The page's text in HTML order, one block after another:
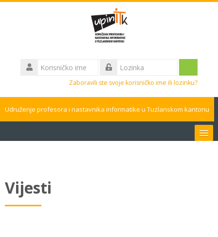
Korisničko
ime
Prijavite
Zaboravili ste svoje korisničko ime ili lozinku?
Udruženje profesora i nastavnika informatike u Tuzlanskom kantonu
Vijesti